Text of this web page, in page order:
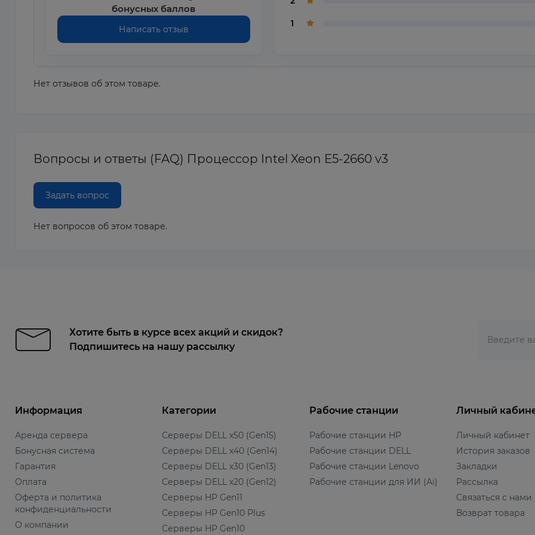
бонусных баллов
Написать отзыв
1
Нет отзывов об этом товаре.
Вопросы и ответы (FAQ) Процессор Intel Xeon E5-2660 v3
Задать вопрос
Нет вопросов об этом товаре.
Хотите быть в курсе всех акций и скидок?
Подпишитесь на нашу рассылку
Информация
Аренда сервера
Бонусная система
Гарантия
Оплата
Оферта и политика
конфиденциальности
О компании
Категории
Серверы DELL x50 (Gen15)
Серверы DELL x40 (Gen14)
Серверы DELL x30 (Gen13)
Серверы DELL x20 (Gen12)
Серверы HP Gen11
Серверы HP Gen10 Plus
Серверы HP Gen10
Рабочие станции
Рабочие станции HP
Рабочие станции DELL
Рабочие станции Lenovo
Рабочие станции для ИИ (Ai)
Личный
Личный кабинет
История заказов
Закладки
Рассылка
Связаться с нами
Возврат товара